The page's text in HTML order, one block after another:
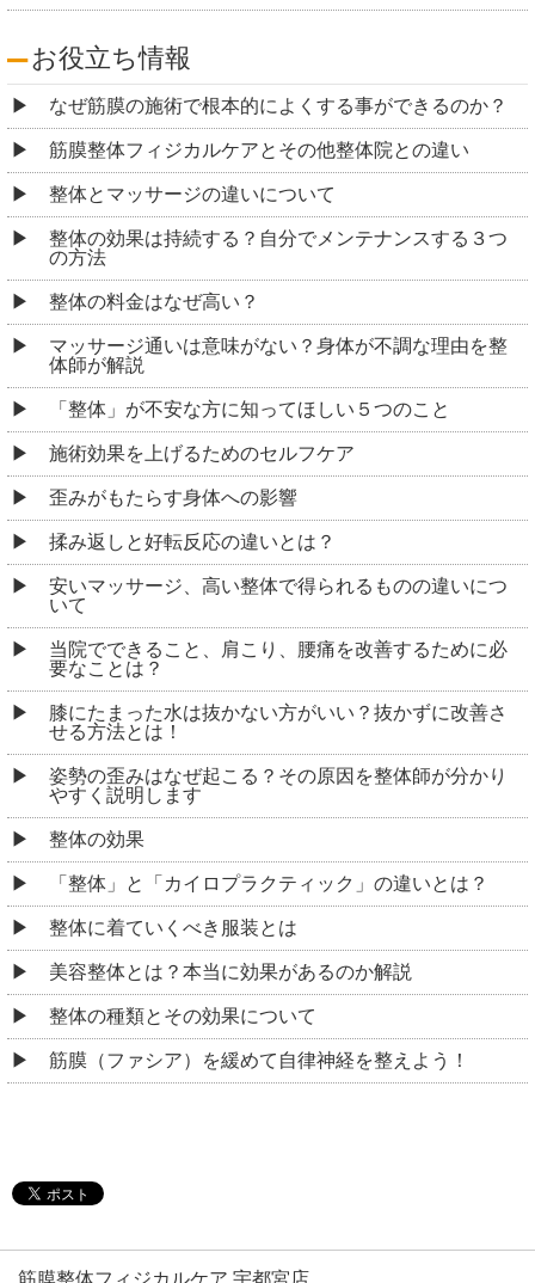
お役立ち情報
なぜ筋膜の施術で根本的によくする事ができるのか？
筋膜整体フィジカルケアとその他整体院との違い
整体とマッサージの違いについて
整体の効果は持続する？自分でメンテナンスする３つ
の方法
整体の料金はなぜ高い？
マッサージ通いは意味がない？身体が不調な理由を整
体師が解説
「整体」が不安な方に知ってほしい５つのこと
施術効果を上げるためのセルフケア
歪みがもたらす身体への影響
揉み返しと好転反応の違いとは？
安いマッサージ、高い整体で得られるものの違いにつ
いて
当院でできること、肩こり、腰痛を改善するために必
要なことは？
膝にたまった水は抜かない方がいい？抜かずに改善さ
せる方法とは！
姿勢の歪みはなぜ起こる？その原因を整体師が分かり
やすく説明します
整体の効果
「整体」と「カイロプラクティック」の違いとは？
整体に着ていくべき服装とは
美容整体とは？本当に効果があるのか解説
整体の種類とその効果について
筋膜（ファシア）を緩めて自律神経を整えよう！
筋膜整体フィジカルケア 宇都宮店